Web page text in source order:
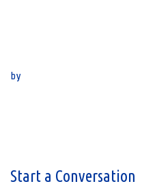
by
Start a Conversation